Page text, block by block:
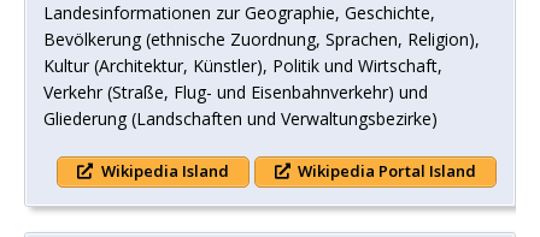
Landesinformationen zur Geographie, Geschichte,
Bevölkerung (ethnische Zuordnung, Sprachen, Religion),
Kultur (Architektur, Künstler), Politik und Wirtschaft,
Verkehr (Straße, Flug- und Eisenbahnverkehr) und
Gliederung (Landschaften und Verwaltungsbezirke)
Wikipedia Island Wikipedia Portal Island